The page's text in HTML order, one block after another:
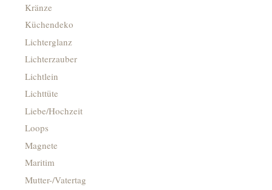
Kränze
Küchendeko
Lichterglanz
Lichterzauber
Lichtlein
Lichttüte
Liebe/Hochzeit
Loops
Magnete
Maritim
Mutter-/Vatertag